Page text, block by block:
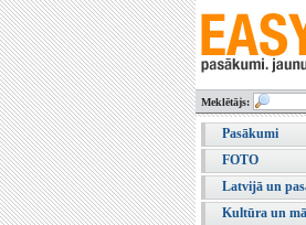
Meklētājs:
Pasākumi
FOTO
Latvijā un
Kultūra un